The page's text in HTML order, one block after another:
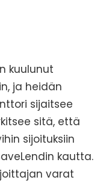
kuulunut
ja heidän
sijaitsee
sitä, että
sijoituksiin
kautta.
varat